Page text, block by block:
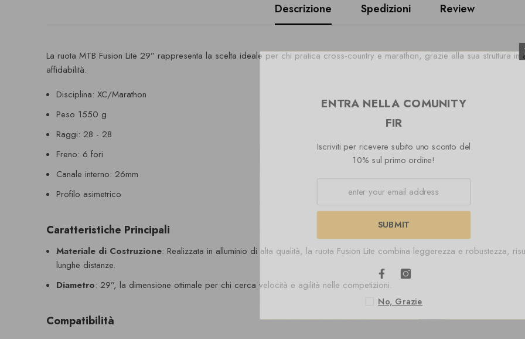
Descrizione Spedizioni Review
La ruota MTB Fusion Lite 29” rappresenta la scelta ideale per chi pratica cross-country e marathon, grazie alla sua struttura
affidabilità.
Disciplina: XC/Marathon
Peso 1550 g
Raggi: 28 - 28
Freno: 6 fori
Canale interno: 26mm
Profilo asimetrico
Caratteristiche Principali
Materiale di Costruzione: Realizzata in alluminio di alta qualità, la ruota Fusion Lite combina leggerezza e robustezza,
lunghe distanze.
Diametro: 29”, la dimensione ottimale per chi cerca velocità e agilità nelle competizioni.
Compatibilità
ENTRA NELLA COMUNITY
Iscriviti per ricevere subito uno sconto
10% sul primo ordine!